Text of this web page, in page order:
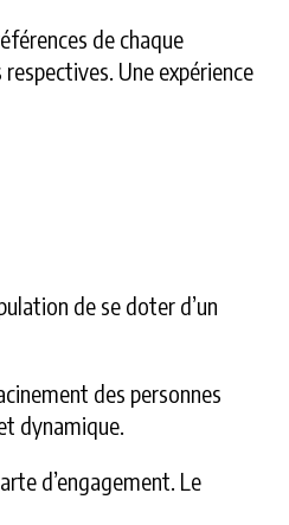
de chaque
Une expérience
de se doter d’un
des personnes
dynamique.
d’engagement. Le